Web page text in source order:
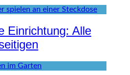
Einrichtung: Alle